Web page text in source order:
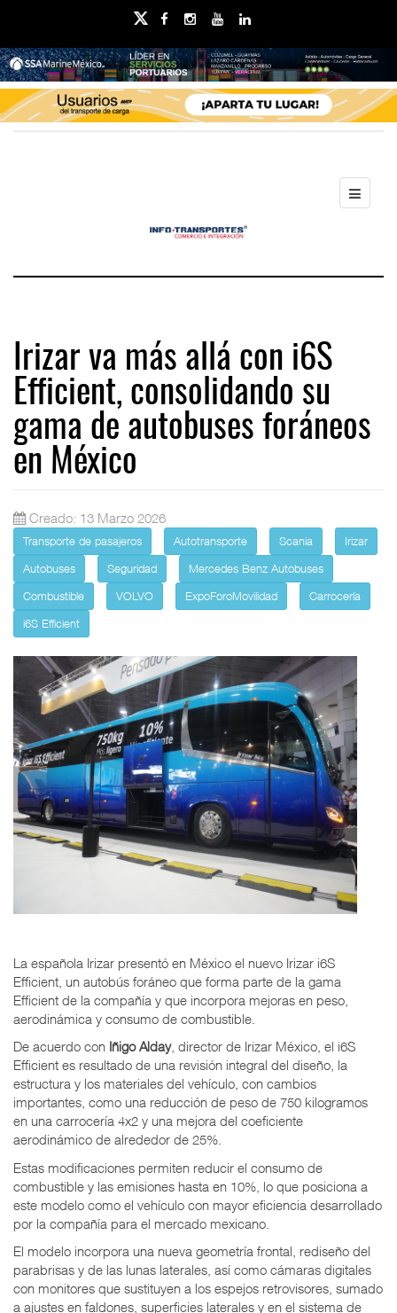
Irizar va más allá con i6S
Efficient, consolidando su
gama de autobuses foráneos
en México
Creado: 13 Marzo 2026
Transporte de pasajeros Autotransporte Scania
Irizar
Autobuses
Seguridad
Mercedes Benz Autobuses
Combustible
VOLVO ExpoForoMovilidad
Carrocería
i6S Efficient
La española Irizar presentó en México el nuevo Irizar i6S
Efficient, un autobús foráneo que forma parte de la gama
Efficient de la compañía y que incorpora mejoras en peso,
aerodinámica y consumo de combustible.
De acuerdo con Iñigo Alday, director de Irizar México, el i6S
Efficient es resultado de una revisión integral del diseño, la
estructura y los materiales del vehículo, con cambios
importantes, como una reducción de peso de 750 kilogramos
en una carrocería 4x2 y una mejora del coeficiente
aerodinámico de alrededor de 25%.
Estas modificaciones permiten reducir el consumo de
combustible y las emisiones hasta en 10%, lo que posiciona a
este modelo como el vehículo con mayor eficiencia desarrollado
por la compañía para el mercado mexicano.
El modelo incorpora una nueva geometría frontal, rediseño del
parabrisas y de las lunas laterales, así como cámaras digitales
con monitores que sustituyen a los espejos retrovisores, sumado
a ajustes en faldones, superficies laterales y en el sistema de